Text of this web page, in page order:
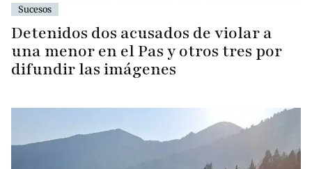
Sucesos
Detenidos dos acusados de violar a
una menor en el Pas y otros tres por
difundir las imágenes